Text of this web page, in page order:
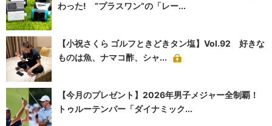
わった! “プラスワン”の「レー...
【小祝さくら ゴルフときどきタン塩】Vol.92 好きな
ものは魚、ナマコ酢、シャ...
【今月のプレゼント】2026年男子メジャー全制覇！
トゥルーテンパー「ダイナミック...